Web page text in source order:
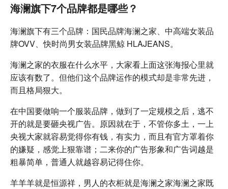
海澜旗下7个品牌都是哪些？
海澜旗下有三个品牌：国民品牌海澜之家、中高端女装品
牌OVV、快时尚男女装品牌黑鲸 HLAJEANS。
海澜之家的衣服在什么水平，大家看上面这张海报心里就
应该有数了。但他们这个品牌运作的模式却是非常先进，
而且格局狠大。
在中国要做响一个服装品牌，做到了一定规模之后，逃不
开的就是要砸央视广告。原因就在于，不管你多土，一上
央视大家就容易觉得你有钱，有实力，而且有官方罩着你
的嫌疑，感觉上狠靠谱；二来你的广告形象和广告词越是
粗暴简单，普通人就越容易记得住你。
羊羊羊就是恒源祥，男人的衣柜就是海澜之家海澜之家既